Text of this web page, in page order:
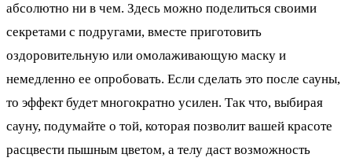
абсолютно ни в чем. Здесь можно поделиться своими
секретами с подругами, вместе приготовить
оздоровительную или омолаживающую маску и
немедленно ее опробовать. Если сделать это после сауны,
то эффект будет многократно усилен. Так что, выбирая
сауну, подумайте о той, которая позволит вашей красоте
расцвести пышным цветом, а телу даст возможность